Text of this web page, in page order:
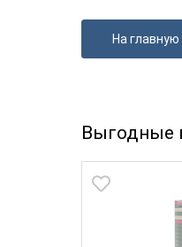
На
Выгодные